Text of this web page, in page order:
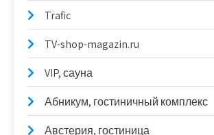
Trafic
TV-shop-magazin.ru
VIP, сауна
Абникум, гостиничный комплекс
Австерия, гостиница